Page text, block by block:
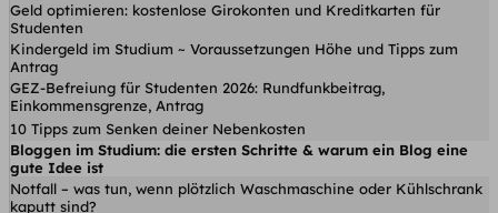
Geld optimieren: kostenlose Girokonten und Kreditkarten für
Studenten
Kindergeld im Studium ~ Voraussetzungen Höhe und Tipps zum
Antrag
GEZ-Befreiung für Studenten 2026: Rundfunkbeitrag,
Einkommensgrenze, Antrag
10 Tipps zum Senken deiner Nebenkosten
Bloggen im Studium: die ersten Schritte & warum ein Blog eine
gute Idee ist
Notfall – was tun, wenn plötzlich Waschmaschine oder Kühlschrank
kaputt sind?